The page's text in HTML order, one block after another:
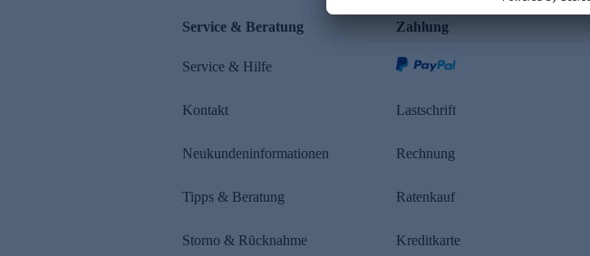
Service & Beratung
Service & Hilfe
Kontakt
Neukundeninformationen
Tipps & Beratung
Storno & Rücknahme
Zahlung
Lastschrift
Rechnung
Ratenkauf
Kreditkarte